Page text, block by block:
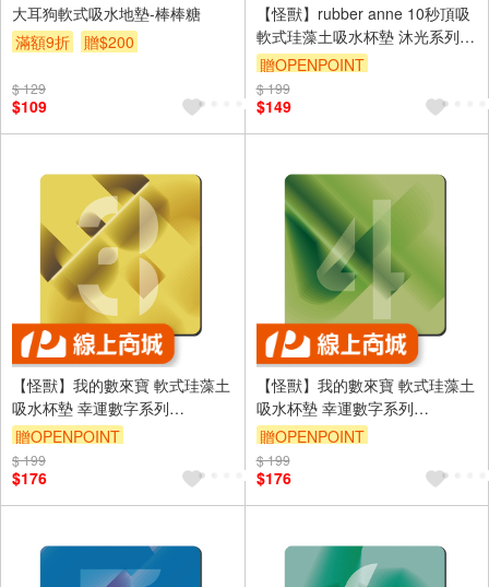
大耳狗軟式吸水地墊-棒棒糖
滿額9折
贈$200
$ 129
$109
【怪獸】rubber anne 10秒頂吸
軟式珪藻土吸水杯墊 沐光系列
(10x10cm) -霓光誘惑
贈OPENPOINT
訂單滿699享9折
$ 199
$149
【怪獸】我的數來寶 軟式珪藻土
吸水杯墊 幸運數字系列
(10x10cm) -3
贈OPENPOINT
訂單滿699享9折
$ 199
$176
【怪獸】我的數來寶 軟式珪藻土
吸水杯墊 幸運數字系列
(10x10cm) -4
贈OPENPOINT
訂單滿699享9折
$ 199
$176